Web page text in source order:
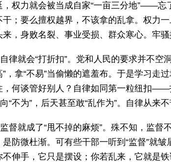
，权力就会被当成自家“一亩三分地”——忘
；要么擅权越界，不该拿的乱拿。权力一
，身败名裂、事业受损、群众寒心。牢
律就会“打折扣”。党和人民的要求并不
”，拿“不易”当偷懒的遮羞布。于是学习走
，何谈管好别人？自律如同第一粒纽扣
“不为”，后天甚至敢“乱作为”。自律从来
督就成了“甩不掉的麻烦”。殊不知，监
防微杜渐。可有些干部一听到“监督”就皱
伸手，它只是摆设；你若乱来，它就是